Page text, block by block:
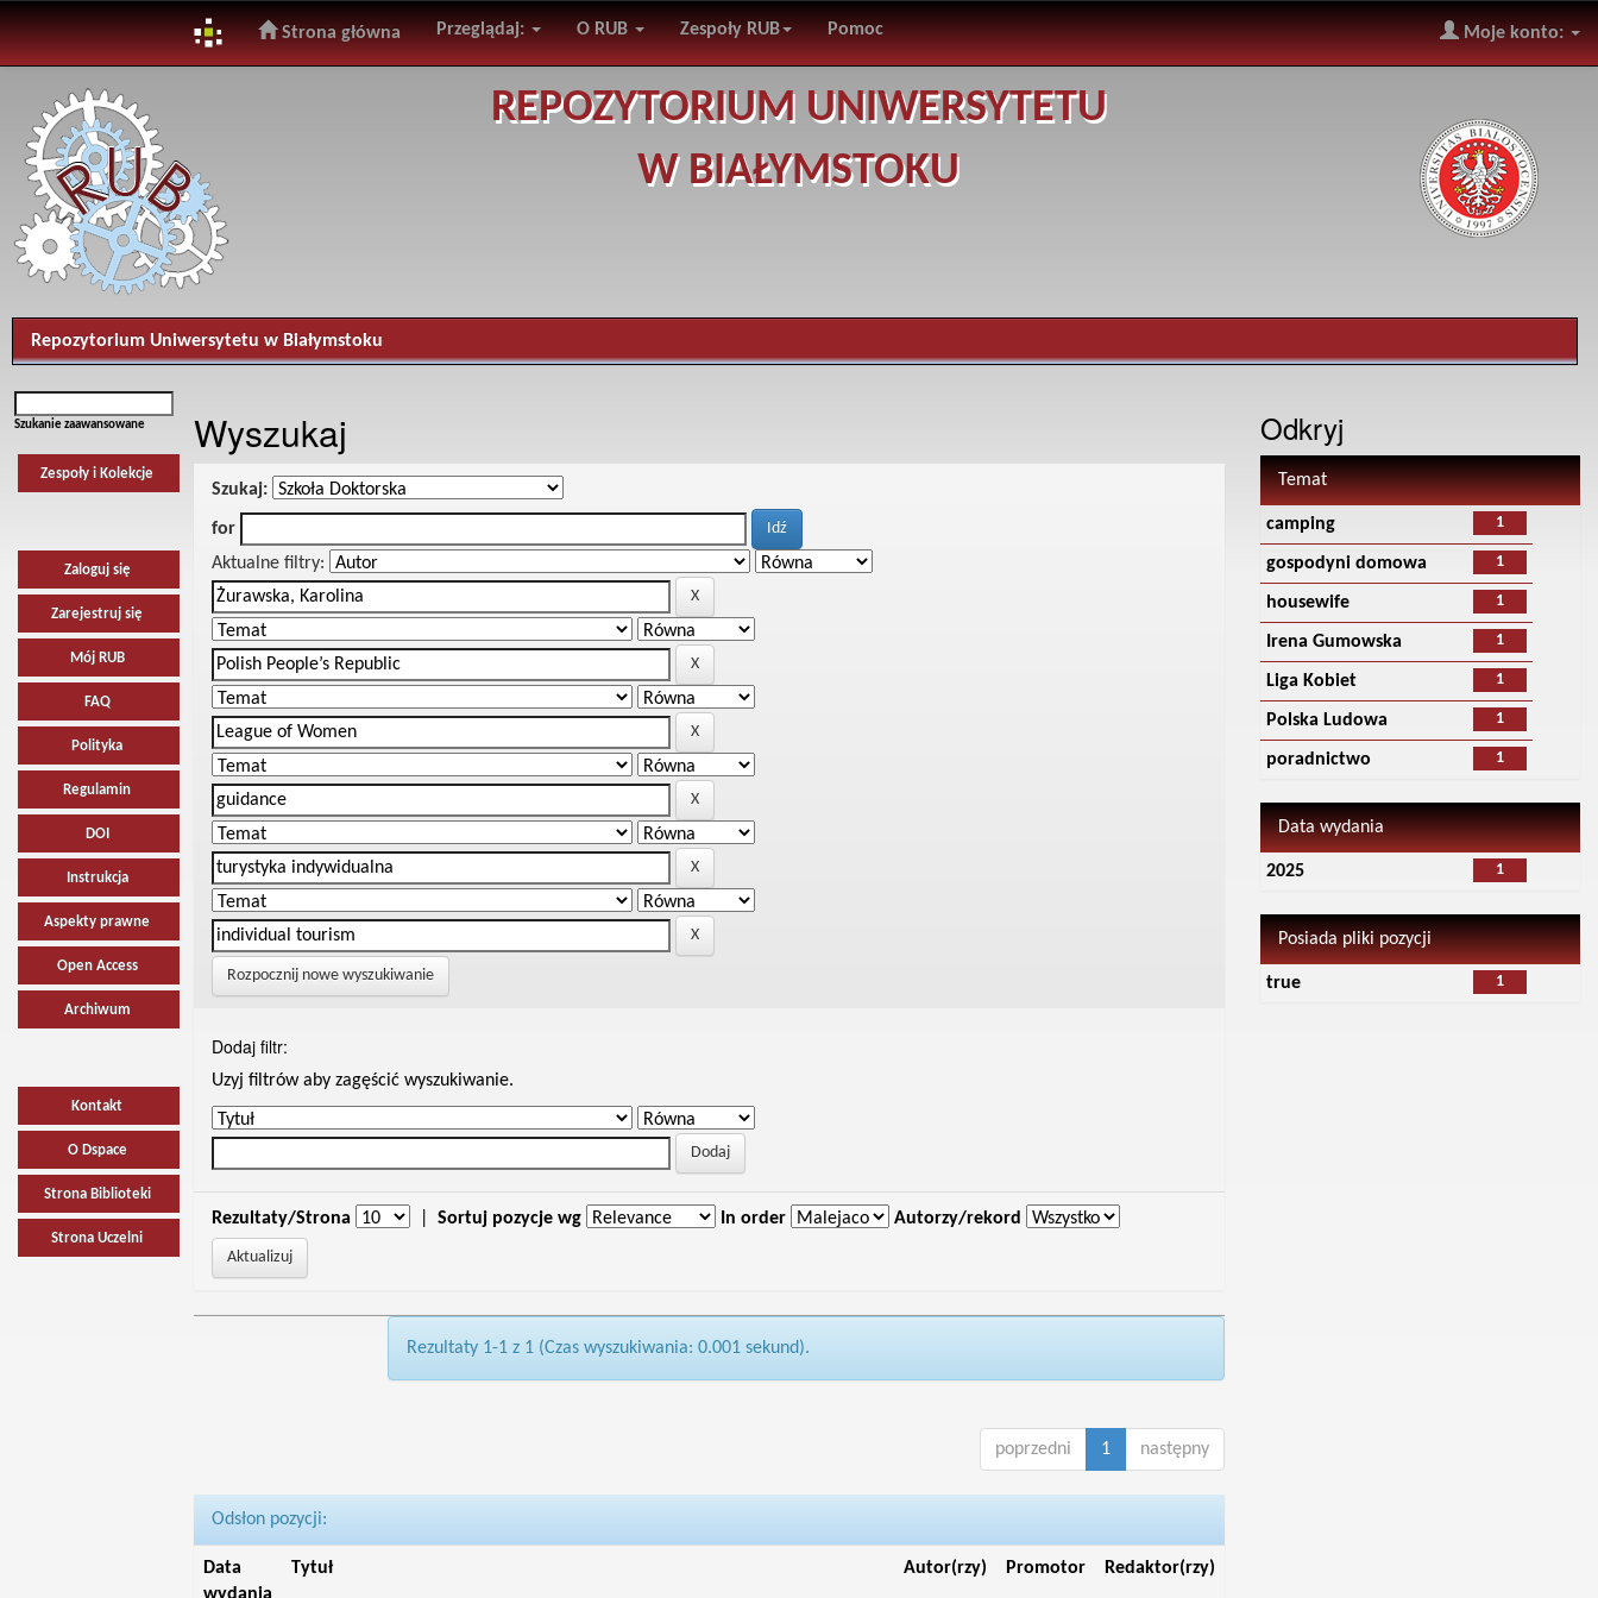
navigation
Strona główna Przeglądaj: O RUB Zespoły RUB Pomoc Moje konto:
REPOZYTORIUM UNIWERSYTETU
W BIAŁYMSTOKU
Repozytorium Uniwersytetu w Białymstoku
Szukanie zaawansowane
Zespoły i Kolekcje
Zaloguj się
Zarejestruj się
Mój RUB
FAQ
Polityka
Regulamin
DOI
Instrukcja
Aspekty prawne
Open Access
Archiwum
Kontakt
O Dspace
Strona Biblioteki
Strona Uczelni
Wyszukaj
Szukaj:
for
Aktualne filtry:
Rozpocznij nowe wyszukiwanie
Dodaj filtr:
Uzyj filtrów aby zagęścić wyszukiwanie.
Rezultaty/Strona Sortuj pozycje wg In order Autorzy/rekord
Rezultaty 1-1 z 1 (Czas wyszukiwania: 0.001 sekund).
poprzedni 1 następny
Odsłon pozycji:
Data
Tytuł Autor(rzy) Promotor Redaktor(rzy)
Odkryj
Temat
1
camping
1
gospodyni domowa
1
housewife
1
Irena Gumowska
1
Liga Kobiet
1
Polska Ludowa
1
poradnictwo
Data wydania
1
2025
Posiada pliki pozycji
1
true